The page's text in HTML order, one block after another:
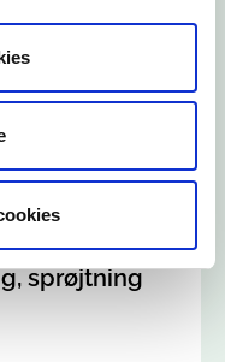
områder
sprøjtning